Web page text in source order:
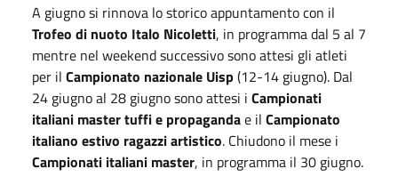
A giugno si rinnova lo storico appuntamento con il
Trofeo di nuoto Italo Nicoletti, in programma dal 5 al 7
mentre nel weekend successivo sono attesi gli atleti
per il Campionato nazionale Uisp (12-14 giugno). Dal
24 giugnoal 28 giugnosono attesi i Campionati
italiani master tuffi e propagandae il Campionato
italiano estivo ragazzi artistico. Chiudono il mese i
Campionati italiani master, in programma il 30 giugno.